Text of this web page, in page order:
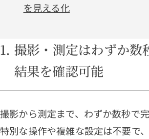
を見える化
1. 撮影・測定はわずか数
結果を確認可能
撮影から測定まで、わずか数秒で完
特別な操作や複雑な設定は不要で